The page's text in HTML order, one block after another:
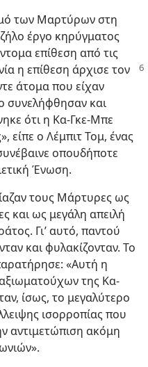
των Μαρτύρων στη
έργο κηρύγματος
επίθεση από τις
η επίθεση άρχισε τον
άτομα που είχαν
συνελήφθησαν και
ότι η Κα-Γκε-Μπε
είπε ο Λέμπιτ Τομ, ένας
οπουδήποτε
Ένωση.
τους Μάρτυρες ως
και ως μεγάλη απειλή
Γι’ αυτό, παντού
και φυλακίζονταν. Το
«Αυτή η
της Κα-
ίσως, το μεγαλύτερο
ισορροπίας που
αντιμετώπιση ακόμη